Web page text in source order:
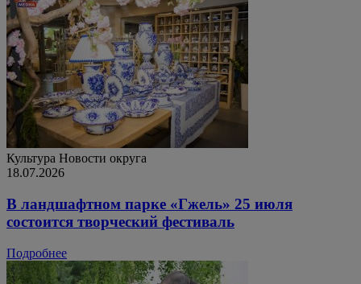
Культура Новости округа
18.07.2026
В ландшафтном парке «Гжель» 25 июля
состоится творческий фестиваль
Подробнее